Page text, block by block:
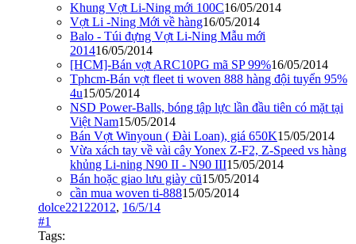
Khung Vợt Li-Ning mới 100C16/05/2014
Vợt Li -Ning Mới về hàng16/05/2014
Balo - Túi đựng Vợt Li-Ning Mẫu mới
201416/05/2014
[HCM]-Bán vợt ARC10PG mã SP 99%16/05/2014
Tphcm-Bán vợt fleet ti woven 888 hàng đội tuyển 95%
4u15/05/2014
NSD Power-Balls, bóng tập lực lần đầu tiên có mặt tại
Việt Nam15/05/2014
Bán Vợt Winyoun ( Đài Loan), giá 650K15/05/2014
Vừa xách tay về vài cây Yonex Z-F2, Z-Speed vs hàng
khủng Li-ning N90 II - N90 III15/05/2014
Bán hoặc giao lưu giày cũ15/05/2014
cần mua woven ti-88815/05/2014
dolce22122012, 16/5/14
#1
Tags: